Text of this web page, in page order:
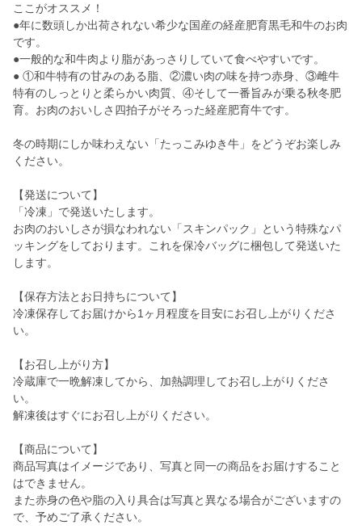
ここがオススメ！
●年に数頭しか出荷されない希少な国産の経産肥育黒毛和牛のお肉
です。
●一般的な和牛肉より脂があっさりしていて食べやすいです。
● ①和牛特有の甘みのある脂、②濃い肉の味を持つ赤身、③雌牛
特有のしっとりと柔らかい肉質、④そして一番旨みが乗る秋冬肥
育。お肉のおいしさ四拍子がそろった経産肥育牛です。
冬の時期にしか味わえない「たっこみゆき牛」をどうぞお楽しみ
ください。
【発送について】
「冷凍」で発送いたします。
お肉のおいしさが損なわれない「スキンパック」という特殊なパ
ッキングをしております。これを保冷バッグに梱包して発送いた
します。
【保存方法とお日持ちについて】
冷凍保存してお届けから1ヶ月程度を目安にお召し上がりくださ
い。
【お召し上がり方】
冷蔵庫で一晩解凍してから、加熱調理してお召し上がりくださ
い。
解凍後はすぐにお召し上がりください。
【商品について】
商品写真はイメージであり、写真と同一の商品をお届けすること
はできません。
また赤身の色や脂の入り具合は写真と異なる場合がございますの
で、予めご了承ください。